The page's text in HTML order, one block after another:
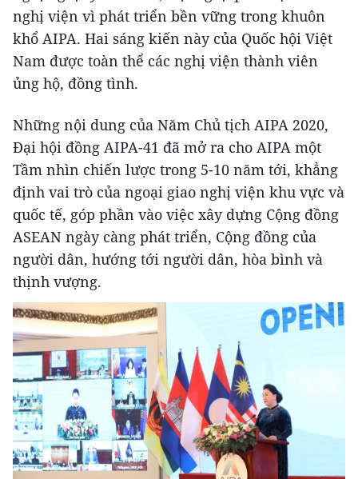
nghị viện vì phát triển bền vững trong khuôn
khổ AIPA. Hai sáng kiến này của Quốc hội Việt
Nam được toàn thể các nghị viện thành viên
ủng hộ, đồng tình.
Những nội dung của Năm Chủ tịch AIPA 2020,
Đại hội đồng AIPA-41 đã mở ra cho AIPA một
Tầm nhìn chiến lược trong 5-10 năm tới, khẳng
định vai trò của ngoại giao nghị viện khu vực và
quốc tế, góp phần vào việc xây dựng Cộng đồng
ASEAN ngày càng phát triển, Cộng đồng của
người dân, hướng tới người dân, hòa bình và
thịnh vượng.